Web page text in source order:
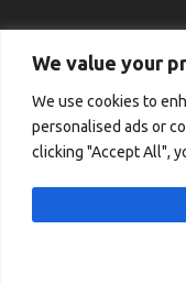
We value your
We use cookies to
personalised ads or
clicking "Accept All",